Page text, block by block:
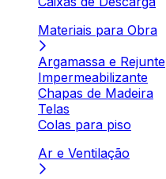
Materiais para Obra
Argamassa e Rejunte
Impermeabilizante
Chapas de Madeira
Telas
Colas para piso
Ar e Ventilação